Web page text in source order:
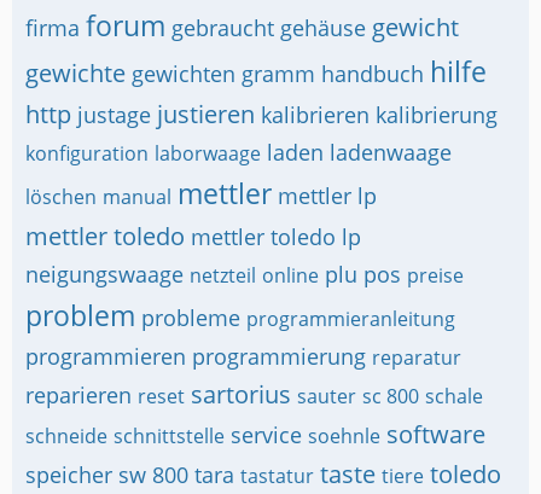
firma forum gebraucht gehäuse gewicht
gewichte gewichten gramm handbuch hilfe
http justage justieren kalibrieren kalibrierung
konfiguration laborwaage laden ladenwaage
löschen manual mettler mettler lp
mettler toledo mettler toledo lp
neigungswaage netzteil online plu pos preise
problem probleme programmieranleitung
programmieren programmierung reparatur
reparieren reset sartorius sauter sc 800 schale
schneide schnittstelle service soehnle software
speicher sw 800 tara tastatur taste tiere toledo